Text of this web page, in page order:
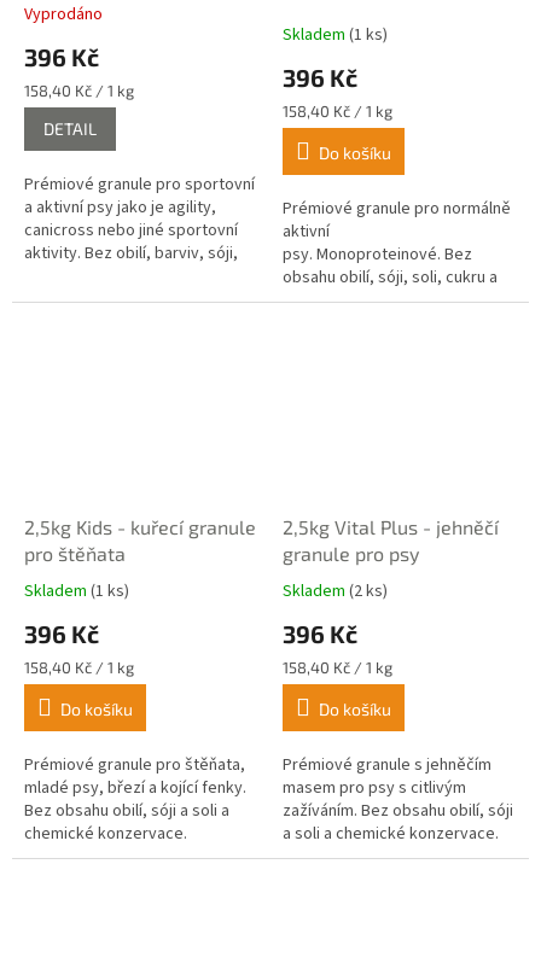
Průměrné
produktu
je
5,0
5
hvězdiček.
Vyprodáno
396 Kč
Měrná
cena:
158,40 Kč / 1 kg
DETAIL
Prémiové granule pro sportovní
a aktivní psy jako je agility,
canicross nebo jiné sportovní
aktivity. Bez obilí, barviv, sóji,
Skladem (1 ks)
396 Kč
Měrná
cena:
158,40 Kč / 1 kg
Do košíku
Prémiové granule pro normálně
aktivní
psy. Monoproteinové. Bez
obsahu obilí, sóji, soli, cukru a
chemické konzervace.
2,5kg Kids - kuřecí granule
pro štěňata
Průměrné
produktu
je
5,0
5
hvězdiček.
Skladem (1 ks)
396 Kč
Měrná
cena:
158,40 Kč / 1 kg
Do košíku
Prémiové granule pro štěňata,
mladé psy, březí a kojící fenky.
Bez obsahu obilí, sóji a soli a
chemické konzervace.
2,5kg Vital Plus - jehněčí
granule pro psy
Průměrné
produktu
je
5,0
5
hvězdiček.
Skladem (2 ks)
396 Kč
Měrná
cena:
158,40 Kč / 1 kg
Do košíku
Prémiové granule s jehněčím
masem pro psy s citlivým
zažíváním. Bez obsahu obilí, sóji
a soli a chemické konzervace.